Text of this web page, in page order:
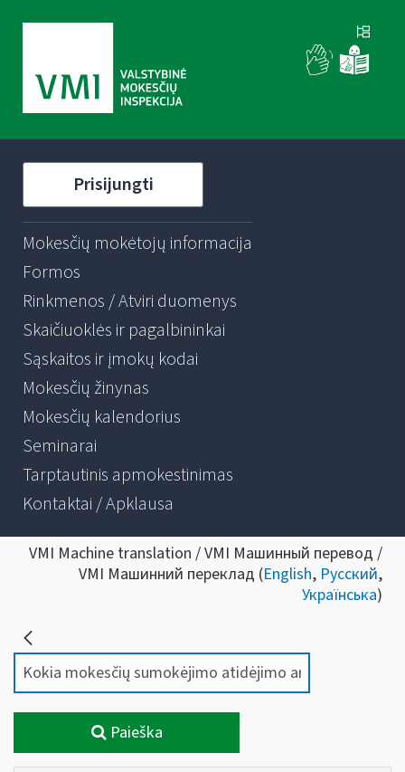
Prisijungti
Mokesčių mokėtojų informacija
Formos
Rinkmenos / Atviri duomenys
Skaičiuoklės ir pagalbininkai
Sąskaitos ir įmokų kodai
Mokesčių žinynas
Mokesčių kalendorius
Seminarai
Tarptautinis apmokestinimas
Kontaktai / Apklausa
VMI Machine translation / VMI Машинный перевод /
VMI Машинний переклад (English, Русский,
Українська)
Paieška